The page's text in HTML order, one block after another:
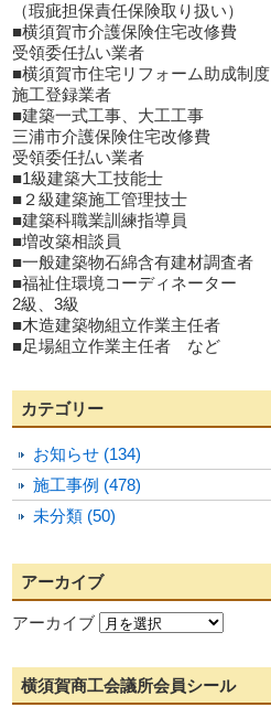
（瑕疵担保責任保険取り扱い）
■横須賀市介護保険住宅改修費
受領委任払い業者
■横須賀市住宅リフォーム助成制度
施工登録業者
■建築一式工事、大工工事
三浦市介護保険住宅改修費
受領委任払い業者
■1級建築大工技能士
■２級建築施工管理技士
■建築科職業訓練指導員
■増改築相談員
■一般建築物石綿含有建材調査者
■福祉住環境コーディネーター
2級、3級
■木造建築物組立作業主任者
■足場組立作業主任者 など
カテゴリー
お知らせ (134)
施工事例 (478)
未分類 (50)
アーカイブ
アーカイブ
横須賀商工会議所会員シール